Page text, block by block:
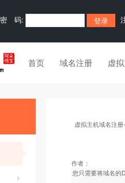
密 码:
首页 域名注册 虚
虚拟主机域名注
作者：
您只需要将域名的